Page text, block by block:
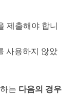
제출해야 합니
사용하지 않았
는 다음의 경우